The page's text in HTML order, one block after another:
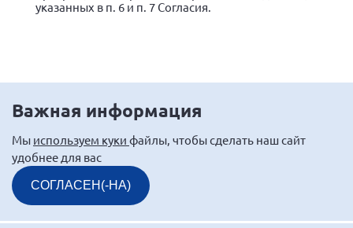
Методическая литература для НКО
Всероссийская онлайн конференция
ОООИБРС" (25-29.08.2020)
Всероссийская конференция-тренинг
"Рассеянный склероз: новые реалии" (26-
29.05.2022)
указанных в п. 6 и п. 7 Согласия.
Важная информация
Мы используем куки файлы, чтобы сделать наш сайт
удобнее для вас
СОГЛАСЕН(-НА)